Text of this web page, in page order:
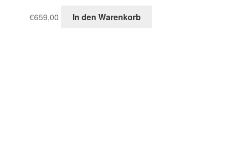
€659,00 In den Warenkorb